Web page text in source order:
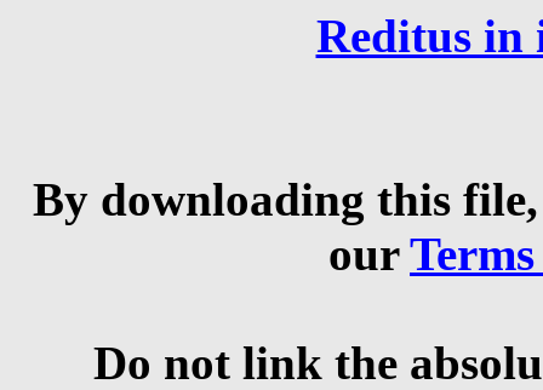
Reditus in
By downloading this
our
Do not link the